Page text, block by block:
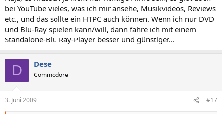
bei YouTube vieles, was ich mir ansehe, Musikvideos, Reviews
etc., und das sollte ein HTPC auch können. Wenn ich nur DVD
und Blu-Ray spielen kann/will, dann fahre ich mit einem
Standalone-Blu Ray-Player besser und günstiger...
D Dese
Commodore
3. Juni 2009 #17